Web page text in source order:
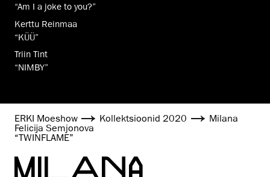
“Am I a joke to you?”
Kerttu Reinmaa
“KÜÜ”
Triin Tint
“NIMBY”
ERKI Moeshow Kollektsioonid 2020
Milana
Felicija Semjonova
“TWINFLAME”